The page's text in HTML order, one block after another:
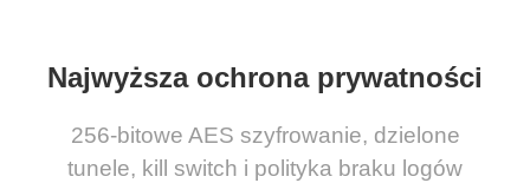
Najwyższa ochrona prywatności
256-bitowe AES szyfrowanie, dzielone
tunele, kill switch i polityka braku logów